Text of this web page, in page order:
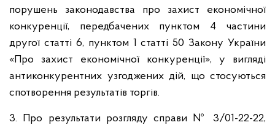
порушень законодавства про захист економічної
конкуренції, передбачених пунктом 4 частини
другої статті 6, пунктом 1 статті 50 Закону України
«Про захист економічної конкуренції», у вигляді
антиконкурентних узгоджених дій, що стосуються
спотворення результатів торгів.
3. Про результати розгляду справи № 3/01-22-22,